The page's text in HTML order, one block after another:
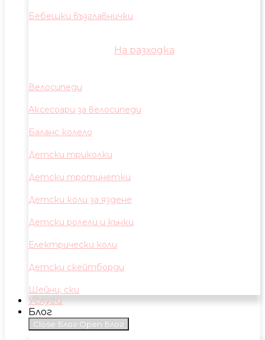
Бебешки възглавнички
На разходка
Велосипеди
Аксесоари за велосипеди
Баланс колело
Детски триколки
Детски тротинетки
Детски коли за яздене
Детски ролели и кънки
Електрически коли
Детски скейтборди
Шейни, ски
Услуги
Блог
Close Блог Open Блог